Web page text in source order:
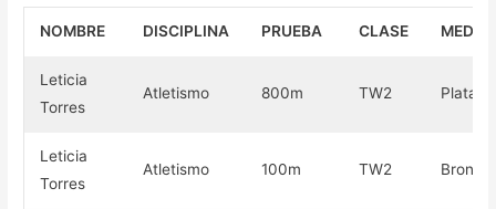
NOMBRE DISCIPLINA PRUEBA CLASE
Leticia
Torres
Atletismo 800m TW2 Plata
Leticia
Torres
Atletismo 100m TW2 Bronce